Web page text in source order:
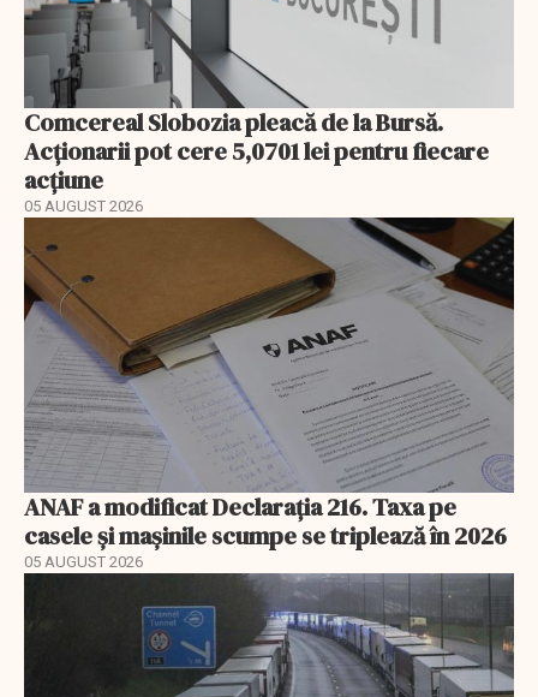
Comcereal Slobozia pleacă de la Bursă.
Acționarii pot cere 5,0701 lei pentru fiecare
acțiune
05 AUGUST 2026
ANAF a modificat Declarația 216. Taxa pe
casele și mașinile scumpe se triplează în 2026
05 AUGUST 2026